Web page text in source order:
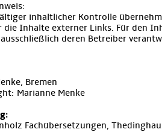
inhaltlicher Kontrolle
die Inhalte externer Links. Für den
deren Betreiber
Bremen
Marianne Menke
Fachübersetzungen,